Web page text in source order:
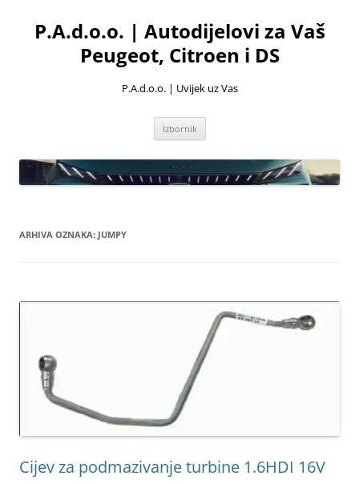
sadržaja
P.A.d.o.o. | Autodijelovi za Vaš
Peugeot, Citroen i DS
P.A.d.o.o. | Uvijek uz Vas
Izbornik
ARHIVA OZNAKA: JUMPY
Cijev za podmazivanje turbine 1.6HDI 16V